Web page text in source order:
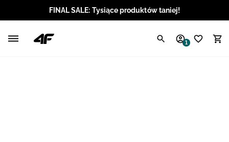
FINAL SALE: Tysiące produktów taniej!
1